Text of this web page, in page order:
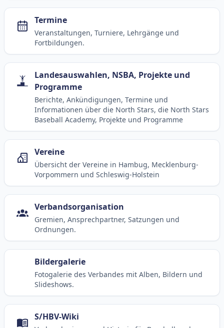
Termine
Veranstaltungen, Turniere, Lehrgänge und
Fortbildungen.
Landesauswahlen, NSBA, Projekte und
Programme
Berichte, Ankündigungen, Termine und
Informationen über die North Stars, die North Stars
Baseball Academy, Projekte und Programme
Vereine
Übersicht der Vereine in Hambug, Mecklenburg-
Vorpommern und Schleswig-Holstein
Verbandsorganisation
Gremien, Ansprechpartner, Satzungen und
Ordnungen.
Bildergalerie
Fotogalerie des Verbandes mit Alben, Bildern und
Slideshows.
S/HBV-Wiki